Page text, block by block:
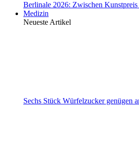
Berlinale 2026: Zwischen
Medizin
Neueste Artikel
Sechs Stück Würfelzucker genügen